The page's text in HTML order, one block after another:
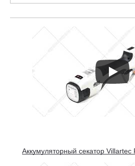
Аккумуляторный секатор